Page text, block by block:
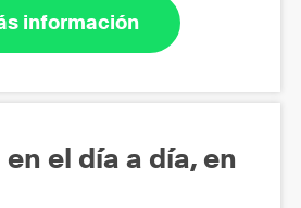
información
el día a día, en